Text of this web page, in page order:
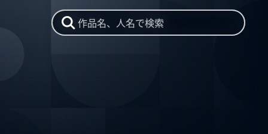
作品名、人名で検索